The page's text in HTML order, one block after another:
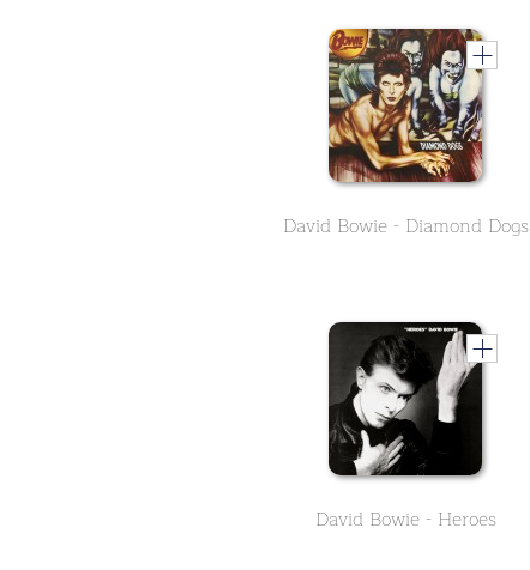
David Bowie - Diamond Dogs
David Bowie - Heroes